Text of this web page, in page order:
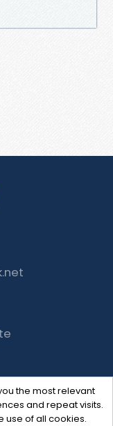
the most relevant
and repeat visits.
use of all cookies.